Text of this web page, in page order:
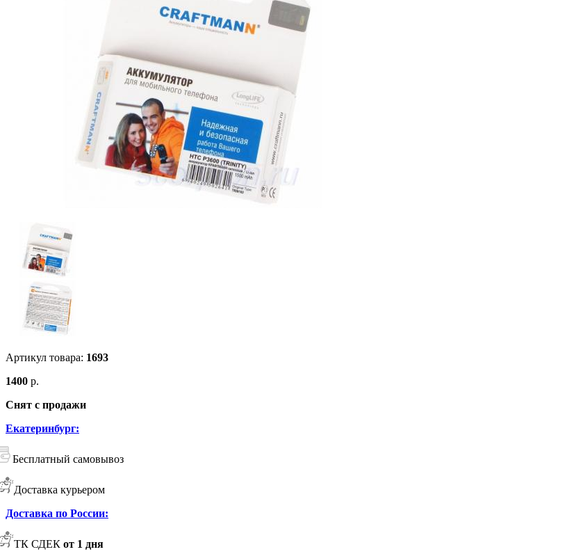
Артикул товара: 1693
1400 р.
Снят с продажи
Екатеринбург:
Бесплатный самовывоз
Доставка курьером
Доставка по России:
ТК СДЕК от 1 дня